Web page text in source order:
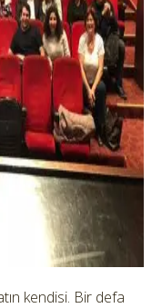
kendisi. Bir defa